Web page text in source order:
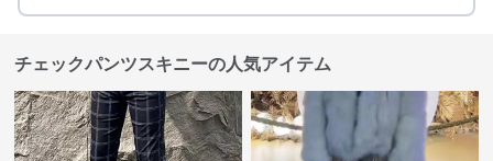
チェックパンツスキニーの人気アイテム